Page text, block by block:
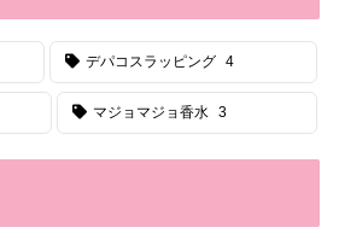
デパコスラッピング 4
マジョマジョ香水 3